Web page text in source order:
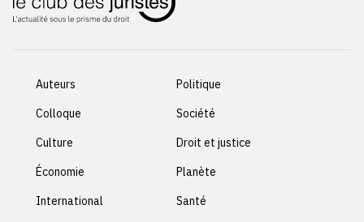
Auteurs
Colloque
Culture
Économie
International
Politique
Société
Droit et justice
Planète
Santé